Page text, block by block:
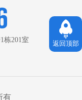
返回顶部
栋201室
有